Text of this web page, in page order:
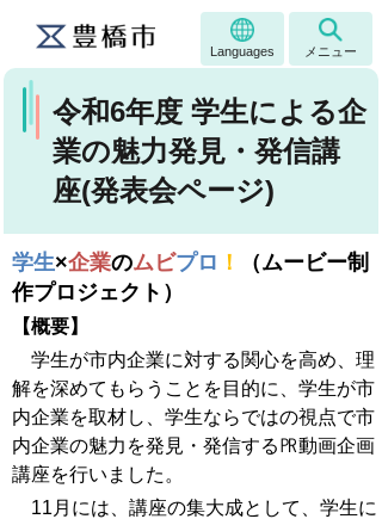
Languages メニュー
令和6年度 学生による企
業の魅力発見・発信講
座(発表会ページ)
学生×企業のムビプロ ！
（ムービー制
作プロジェクト）
【概要】
学生が市内企業に対する関心を高め、理
解を深めてもらうことを目的に、学生が市
内企業を取材し、学生ならではの視点で市
内企業の魅力を発見・発信する㏚動画企画
講座を行いました。
11月には、講座の集大成として、学生に